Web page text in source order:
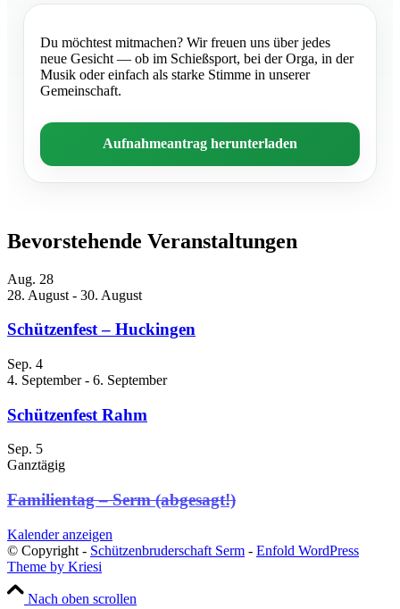
Du möchtest mitmachen? Wir freuen uns über jedes
neue Gesicht — ob im Schießsport, bei der Orga, in der
Musik oder einfach als starke Stimme in unserer
Gemeinschaft.
Aufnahmeantrag herunterladen
Bevorstehende Veranstaltungen
Aug. 28
28. August - 30. August
Schützenfest – Huckingen
Sep. 4
4. September- 6. September
Schützenfest Rahm
Sep. 5
Ganztägig
Familientag – Serm (abgesagt!)
Kalender anzeigen
© Copyright - Schützenbruderschaft Serm - Enfold WordPress
Theme by Kriesi
Nach oben scrollen